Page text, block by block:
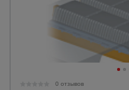
0 отзывов